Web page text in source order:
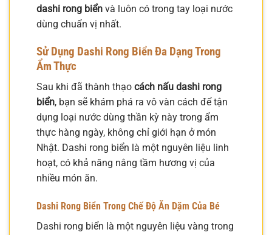
dashi rong biển và luôn có trong tay loại nước
dùng chuẩn vị nhất.
Sử Dụng Dashi Rong Biển Đa Dạng Trong
Ẩm Thực
Sau khi đã thành thạo cách nấu dashi rong
biển, bạn sẽ khám phá ra vô vàn cách để tận
dụng loại nước dùng thần kỳ này trong ẩm
thực hàng ngày, không chỉ giới hạn ở món
Nhật. Dashi rong biển là một nguyên liệu linh
hoạt, có khả năng nâng tầm hương vị của
nhiều món ăn.
Dashi Rong Biển Trong Chế Độ Ăn Dặm Của Bé
Dashi rong biển là một nguyên liệu vàng trong